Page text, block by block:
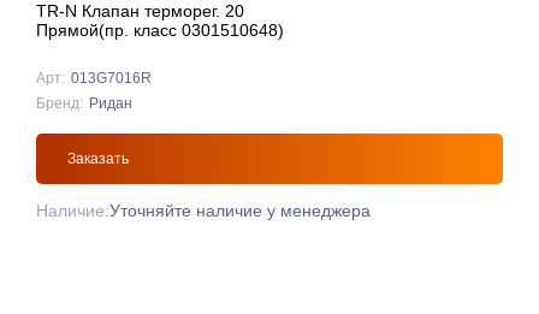
TR-N Клапан терморег. 20
Прямой(пр. класс 0301510648)
Арт: 013G7016R
Бренд: Ридан
Заказать
Наличие:Уточняйте наличие у менеджера